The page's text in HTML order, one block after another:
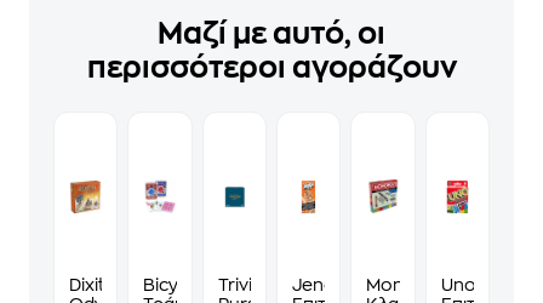
Μαζί με αυτό, οι
περισσότεροι αγοράζουν
Dixit
Bicycle
Trivial
Jenga
Monopoly:Uno